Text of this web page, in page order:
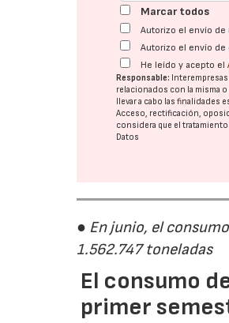
Marcar todos
Autorizo el envío
Autorizo el envío
He leído y acepto el
Responsable:
relacionados con la misma
llevar a cabo las finalidades
Acceso, rectificación,
considera que el
Datos
● En junio, el
1.562.747 toneladas
El consumo
primer